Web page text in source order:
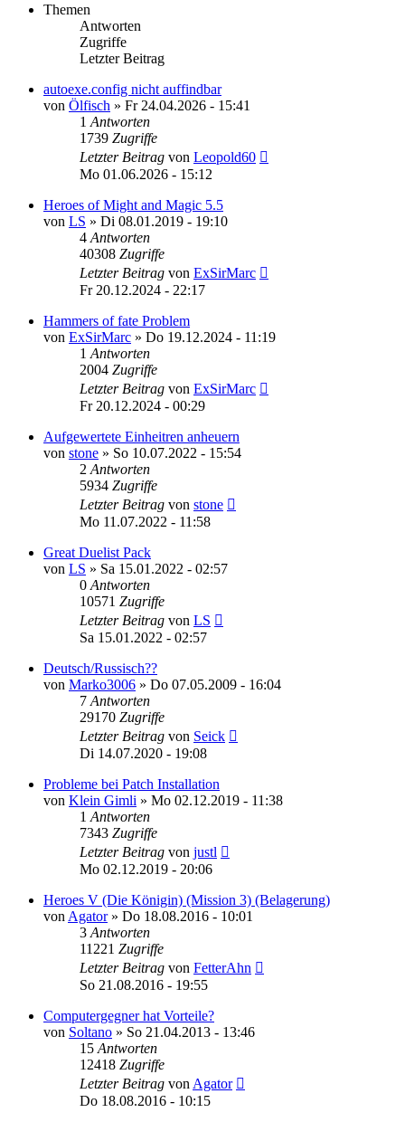
Themen
Antworten
Zugriffe
Letzter Beitrag
autoexe.config nicht auffindbar
von Ölfisch » Fr 24.04.2026 - 15:41
1 Antworten
1739 Zugriffe
Letzter Beitrag von Leopold60
Mo 01.06.2026 - 15:12
Heroes of Might and Magic 5.5
von LS » Di 08.01.2019 - 19:10
4 Antworten
40308 Zugriffe
Letzter Beitrag von ExSirMarc
Fr 20.12.2024 - 22:17
Hammers of fate Problem
von ExSirMarc » Do 19.12.2024 - 11:19
1 Antworten
2004 Zugriffe
Letzter Beitrag von ExSirMarc
Fr 20.12.2024 - 00:29
Aufgewertete Einheitren anheuern
von stone » So 10.07.2022 - 15:54
2 Antworten
5934 Zugriffe
Letzter Beitrag von stone
Mo 11.07.2022 - 11:58
Great Duelist Pack
von LS » Sa 15.01.2022 - 02:57
0 Antworten
10571 Zugriffe
Letzter Beitrag von LS
Sa 15.01.2022 - 02:57
Deutsch/Russisch??
von Marko3006 » Do 07.05.2009 - 16:04
7 Antworten
29170 Zugriffe
Letzter Beitrag von Seick
Di 14.07.2020 - 19:08
Probleme bei Patch Installation
von Klein Gimli » Mo 02.12.2019 - 11:38
1 Antworten
7343 Zugriffe
Letzter Beitrag von justl
Mo 02.12.2019 - 20:06
Heroes V (Die Königin) (Mission 3) (Belagerung)
von Agator» Do 18.08.2016 - 10:01
3 Antworten
11221 Zugriffe
Letzter Beitrag von FetterAhn
So 21.08.2016 - 19:55
Computergegner hat Vorteile?
von Soltano » So 21.04.2013 - 13:46
15 Antworten
12418 Zugriffe
Letzter Beitrag von Agator
Do 18.08.2016 - 10:15